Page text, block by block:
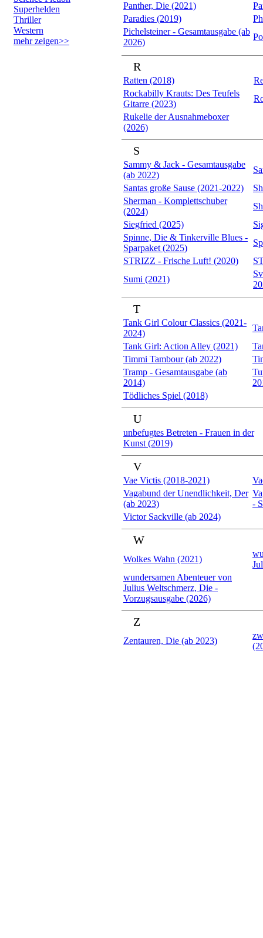
Superhelden
Thriller
Western
mehr zeigen>>
Panther, Die (2021)
Paradies (2019)
Pichelsteiner - Gesamtausgabe (ab
2026)
R
Ratten (2018)
Rockabilly Krauts: Des Teufels
Gitarre (2023)
Rukelie der Ausnahmeboxer
(2026)
S
Sammy & Jack - Gesamtausgabe
(ab 2022)
Santas große Sause (2021-2022)
Sherman - Komplettschuber
(2024)
Siegfried (2025)
Spinne, Die & Tinkerville Blues -
Sparpaket (2025)
STRIZZ - Frische Luft! (2020)
Sumi (2021)
T
Tank Girl Colour Classics (2021-
2024)
Tank Girl: Action Alley (2021)
Timmi Tambour (ab 2022)
Tramp - Gesamtausgabe (ab
2014)
Tödliches Spiel (2018)
U
unbefugtes Betreten - Frauen in der
Kunst (2019)
V
Vae Victis (2018-2021)
Vagabund der Unendlichkeit, Der
(ab 2023)
-
Victor Sackville (ab 2024)
W
Wolkes Wahn (2021)
wundersamen Abenteuer von
Julius Weltschmerz, Die -
Vorzugsausgabe (2026)
Z
Zentauren, Die (ab 2023)